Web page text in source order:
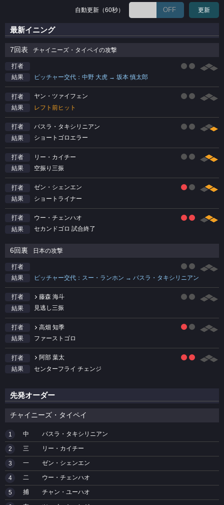
自動更新（60秒） OFF 更新
最新イニング
7回表 チャイニーズ・タイペイの攻撃
打者
結果
ピッチャー交代：中野 大虎 → 坂本 慎太郎
打者
ヤン・ツァイフェン
結果
レフト前ヒット
打者
パスラ・タキシリニアン
結果
ショートゴロエラー
打者
リー・カイチー
結果
空振り三振
打者
ゼン・シェンエン
結果
ショートライナー
打者
ウー・チェンハオ
結果
セカンドゴロ 試合終了
6回裏 日本の攻撃
打者
結果
ピッチャー交代：スー・ランホン → パスラ・タキシリニアン
打者
藤森 海斗
結果
見逃し三振
打者
高畑 知季
結果
ファーストゴロ
打者
阿部 葉太
結果
センターフライ チェンジ
先発オーダー
チャイニーズ・タイペイ
1 中 パスラ・タキシリニアン
2 三 リー・カイチー
3 一 ゼン・シェンエン
4 二 ウー・チェンハオ
5 捕 チャン・ユーハオ